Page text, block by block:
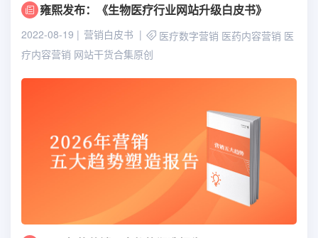
雍熙发布：《生物医疗行业网站升级白皮书》
2022-08-19 营销白皮书 医疗数字营销 医药内容营销 医
疗内容营销 网站干货合集原创